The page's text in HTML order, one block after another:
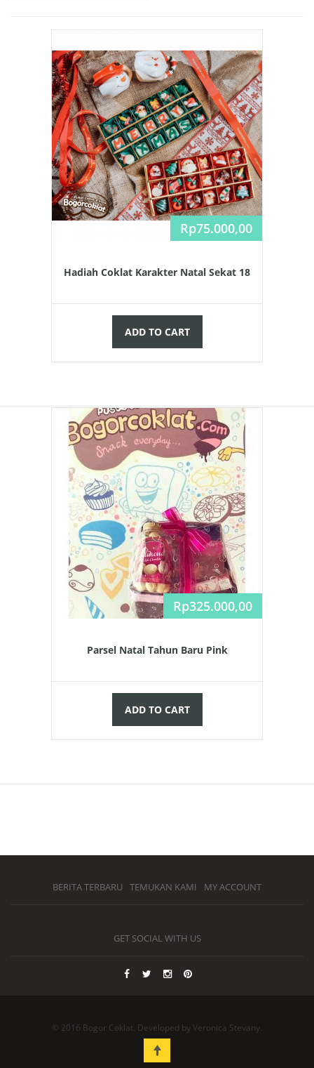
Rp75.000,00
Hadiah Coklat Karakter Natal Sekat 18
ADD TO CART
Rp325.000,00
Parsel Natal Tahun Baru Pink
ADD TO CART
BERITA TERBARU TEMUKAN KAMI MY ACCOUNT
GET SOCIAL WITH US
© 2016 Bogor Coklat. Developed by Veronica Stevany.